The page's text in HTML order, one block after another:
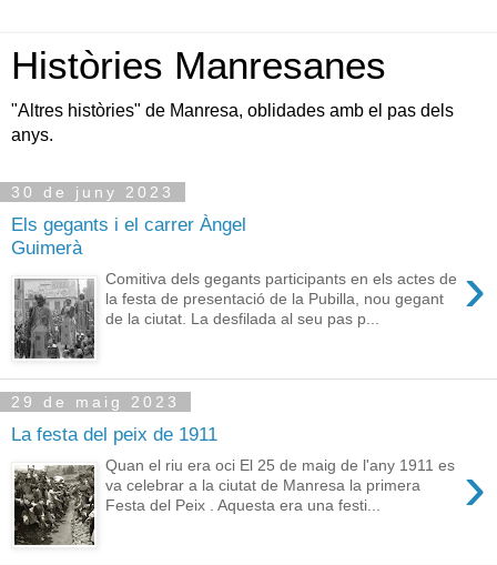
Històries Manresanes
"Altres històries" de Manresa, oblidades amb el pas dels
anys.
30 de juny 2023
Els gegants i el carrer Àngel
Guimerà
›
Comitiva dels gegants participants en els actes de
la festa de presentació de la Pubilla, nou gegant
de la ciutat. La desfilada al seu pas p...
29 de maig 2023
La festa del peix de 1911
›
Quan el riu era oci El 25 de maig de l'any 1911 es
va celebrar a la ciutat de Manresa la primera
Festa del Peix . Aquesta era una festi...